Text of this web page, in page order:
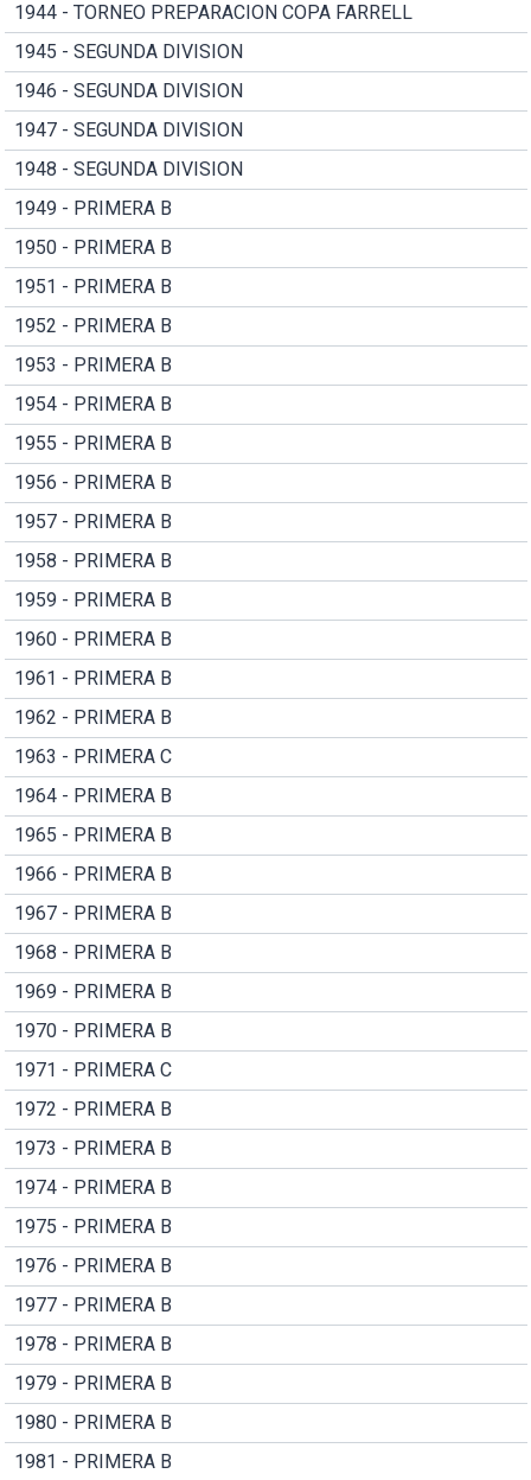
1944 - TORNEO PREPARACION COPA FARRELL
1945 - SEGUNDA DIVISION
1946 - SEGUNDA DIVISION
1947 - SEGUNDA DIVISION
1948 - SEGUNDA DIVISION
1949 - PRIMERA B
1950 - PRIMERA B
1951 - PRIMERA B
1952 - PRIMERA B
1953 - PRIMERA B
1954 - PRIMERA B
1955 - PRIMERA B
1956 - PRIMERA B
1957 - PRIMERA B
1958 - PRIMERA B
1959 - PRIMERA B
1960 - PRIMERA B
1961 - PRIMERA B
1962 - PRIMERA B
1963 - PRIMERA C
1964 - PRIMERA B
1965 - PRIMERA B
1966 - PRIMERA B
1967 - PRIMERA B
1968 - PRIMERA B
1969 - PRIMERA B
1970 - PRIMERA B
1971 - PRIMERA C
1972 - PRIMERA B
1973 - PRIMERA B
1974 - PRIMERA B
1975 - PRIMERA B
1976 - PRIMERA B
1977 - PRIMERA B
1978 - PRIMERA B
1979 - PRIMERA B
1980 - PRIMERA B
1981 - PRIMERA B